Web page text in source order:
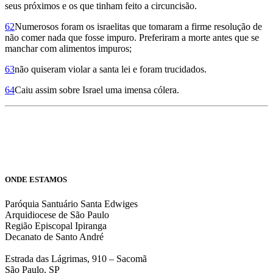
seus próximos e os que tinham feito a circuncisão.
62Numerosos foram os israelitas que tomaram a firme resolução de
não comer nada que fosse impuro. Preferiram a morte antes que se
manchar com alimentos impuros;
63não quiseram violar a santa lei e foram trucidados.
64Caiu assim sobre Israel uma imensa cólera.
ONDE ESTAMOS
Paróquia Santuário Santa Edwiges
Arquidiocese de São Paulo
Região Episcopal Ipiranga
Decanato de Santo André
Estrada das Lágrimas, 910 – Sacomã
São Paulo, SP